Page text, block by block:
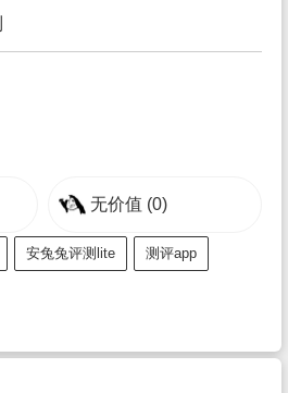
无价值 (0)
安兔兔评测lite 测评app